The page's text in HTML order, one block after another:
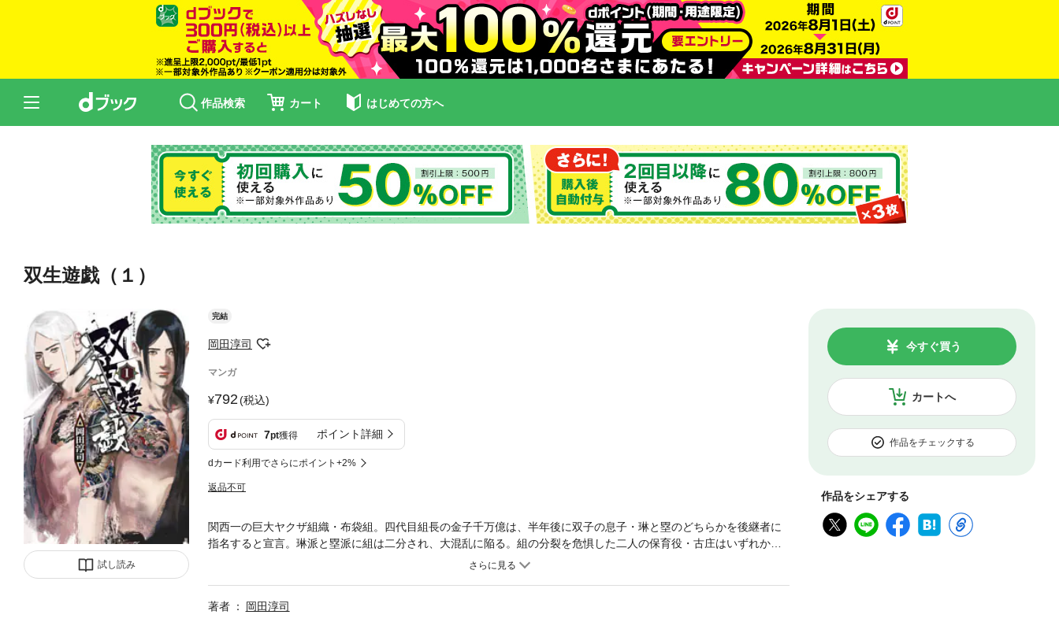
作品検索 カート はじめての方へ
双生遊戯（１）
試し読み
完結
岡田淳司
マンガ
792(税込)
7pt獲得 ポイント詳細
dカード利用でさらにポイント+2%
返品不可
カートへ
今すぐ買う
作品をチェックする
作品をシェアする
関西一の巨大ヤクザ組織・布袋組。四代目組長の金子千万億は、半年後に双子の息子・琳と塁のどちらかを後継者に
指名すると宣言。琳派と塁派に組は二分され、大混乱に陥る。組の分裂を危惧した二人の保育役・古庄はいずれか
を”消す”ことを画策。その選択を三下の塩田に託したーー。喰うか！ 喰われるか！！ 二つに一つの超絶極道兄弟喧
著者
岡田淳司